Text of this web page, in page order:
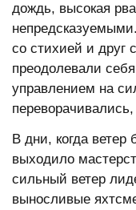
дождь, высокая
со стихией и друг
преодолевали
управлением на
В дни, когда
выходило
сильный ветер
выносливые